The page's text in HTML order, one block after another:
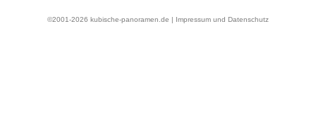
©2001-2026 kubische-panoramen.de | Impressum und Datenschutz